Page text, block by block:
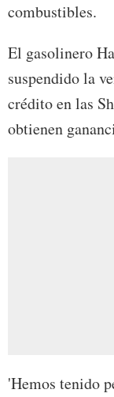
combustibles.
El gasolinero
suspendido la
crédito en las
obtienen
'Hemos tenido